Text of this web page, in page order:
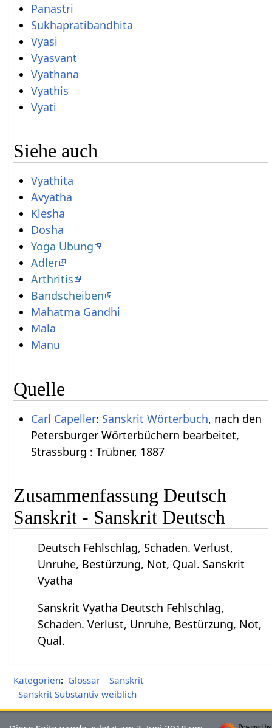
Panastri
Sukhapratibandhita
Vyasi
Vyasvant
Vyathana
Vyathis
Vyati
Siehe auch
Vyathita
Avyatha
Klesha
Dosha
Yoga Übung
Adler
Arthritis
Bandscheiben
Mahatma Gandhi
Mala
Manu
Quelle
Carl Capeller: Sanskrit Wörterbuch, nach den
Petersburger Wörterbüchern bearbeitet,
Strassburg : Trübner, 1887
Zusammenfassung Deutsch
Sanskrit - Sanskrit Deutsch
Deutsch Fehlschlag, Schaden. Verlust,
Unruhe, Bestürzung, Not, Qual. Sanskrit
Vyatha
Sanskrit Vyatha Deutsch Fehlschlag,
Schaden. Verlust, Unruhe, Bestürzung, Not,
Qual.
Kategorien: Glossar
Sanskrit
Sanskrit Substantiv weiblich